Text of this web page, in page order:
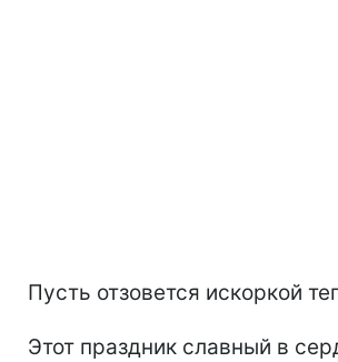
Пусть отзовется искоркой
Этот праздник славный в